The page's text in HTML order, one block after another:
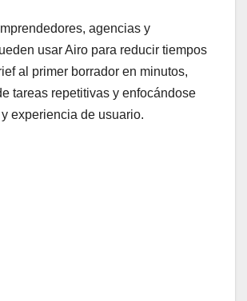
agencias y
usar Airo para reducir tiempos
al primer borrador en minutos,
tareas repetitivas y enfocándose
experiencia de usuario.